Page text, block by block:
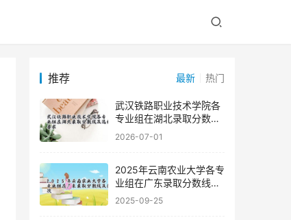
推荐 最新 热门
武汉铁路职业技术学院各
专业组在湖北录取分数线
及选科要求
2026-07-01
2025年云南农业大学各专
业组在广东录取分数线及
位次
2025-09-25